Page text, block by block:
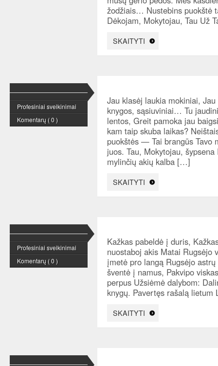
žodžiais… Nustebins puokštė
Dėkojam, Mokytojau, Tau Už
SKAITYTI
Profesiniai sveikinimai
Komentarų ( 0 )
Jau klasėj laukia mokiniai,
knygos, sąsiuviniai… Tu
lentos, Greit pamoka jau
kam taip skuba laikas?
puokštės — Tai brangūs
juos. Tau, Mokytojau,
mylinčių akių kalba […]
SKAITYTI
Profesiniai sveikinimai
Komentarų ( 0 )
Kažkas pabeldė į duris,
nuostaboj akis Matai Rugsėjo
įmetė pro langą Rugsėjo
šventė į namus, Pakvipo
perpus Užsiėmė dalybom:
knygų. Pavertęs rašalą lietum
SKAITYTI